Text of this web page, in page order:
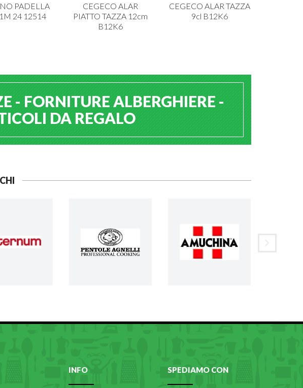
PADELLA
24 12514
CEGECO ALAR
PIATTO TAZZA 12cm
B12K6
CEGECO ALAR TAZZA
9cl B12K6
- FORNITURE ALBERGHIERE -
DA REGALO
INFO SPEDIAMO CON